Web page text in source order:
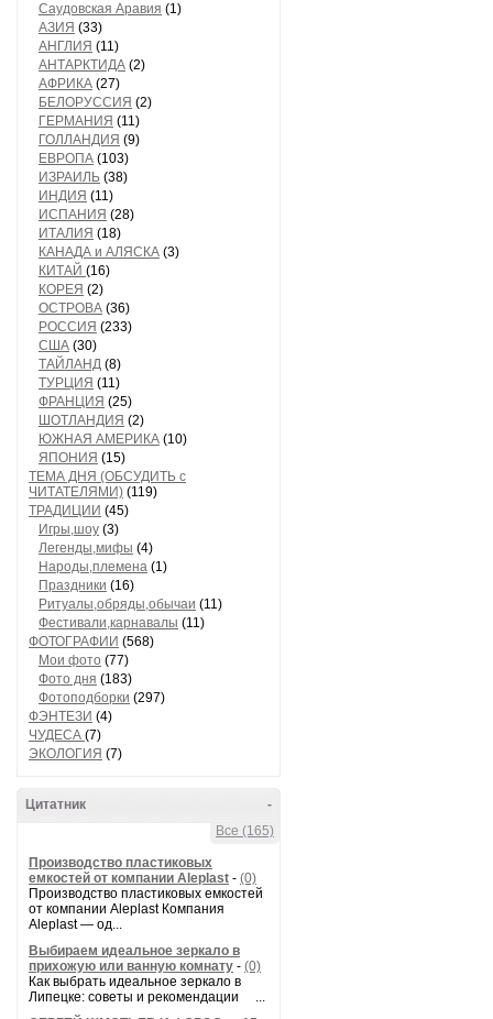
Саудовская Аравия (1)
АЗИЯ (33)
АНГЛИЯ (11)
АНТАРКТИДА (2)
АФРИКА (27)
БЕЛОРУССИЯ (2)
ГЕРМАНИЯ (11)
ГОЛЛАНДИЯ (9)
ЕВРОПА (103)
ИЗРАИЛЬ (38)
ИНДИЯ (11)
ИСПАНИЯ (28)
ИТАЛИЯ (18)
КАНАДА и АЛЯСКА (3)
КИТАЙ (16)
КОРЕЯ (2)
ОСТРОВА (36)
РОССИЯ (233)
США (30)
ТАЙЛАНД (8)
ТУРЦИЯ (11)
ФРАНЦИЯ (25)
ШОТЛАНДИЯ (2)
ЮЖНАЯ АМЕРИКА (10)
ЯПОНИЯ (15)
ТЕМА ДНЯ (ОБСУДИТЬ с
ЧИТАТЕЛЯМИ) (119)
ТРАДИЦИИ (45)
Игры,шоу (3)
Легенды,мифы (4)
Народы,племена (1)
Праздники (16)
Ритуалы,обряды,обычаи (11)
Фестивали,карнавалы (11)
ФОТОГРАФИИ (568)
Мои фото (77)
Фото дня (183)
Фотоподборки (297)
ФЭНТЕЗИ (4)
ЧУДЕСА (7)
ЭКОЛОГИЯ (7)
-
Цитатник
Все (165)
Производство пластиковых
емкостей от компании Aleplast - (0)
Производство пластиковых емкостей
от компании Aleplast Компания
Aleplast — од...
Выбираем идеальное зеркало в
прихожую или ванную комнату - (0)
Как выбрать идеальное зеркало в
Липецке: советы и рекомендации ...